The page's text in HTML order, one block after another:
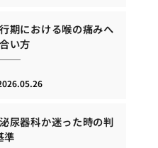
期における喉の痛みへ
い方
尿器科か迷った時の判
準